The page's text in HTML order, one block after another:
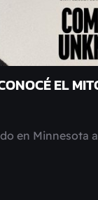
EL
en Minnesota